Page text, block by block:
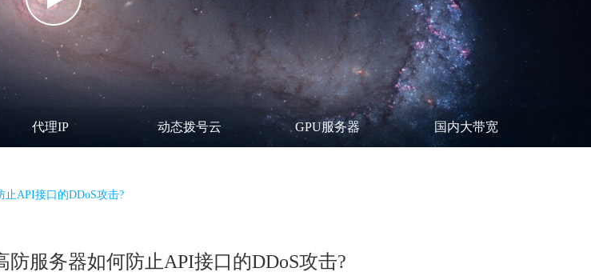
代理IP 动态拨号云 GPU服务器 国内大带宽
API接口的DDoS攻击?
防服务器如何防止API接口的DDoS攻击?